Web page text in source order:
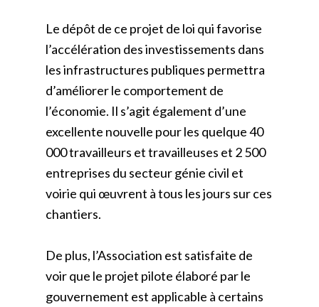
Le dépôt de ce projet de loi qui favorise
l’accélération des investissements dans
les infrastructures publiques permettra
d’améliorer le comportement de
l’économie. Il s’agit également d’une
excellente nouvelle pour les quelque 40
000 travailleurs et travailleuses et 2 500
entreprises du secteur génie civil et
voirie qui œuvrent à tous les jours sur ces
chantiers.
De plus, l’Association est satisfaite de
voir que le projet pilote élaboré par le
gouvernement est applicable à certains